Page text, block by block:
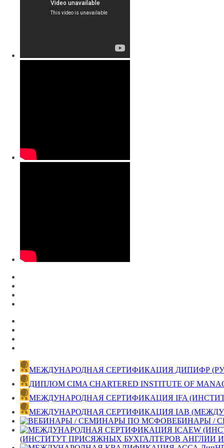
МЕЖДУНАРОДНАЯ СЕРТИФИКАЦИЯ ДИПИФР (РУС)
ДИПЛОМ CIMA CHARTERED INSTITUTE OF
МЕЖДУНАРОДНАЯ СЕРТИФИКАЦИЯ IFA
МЕЖДУНАРОДНАЯ СЕРТИФИКАЦИЯ IAB
ВЕБИНАРЫ /
(ИНСТИТУТ ПРИСЯЖНЫХ БУХГАЛТЕРОВ АНГЛИИ И